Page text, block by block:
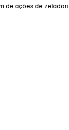
de ações de